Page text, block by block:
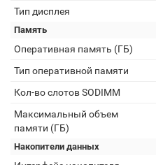
Тип дисплея
Память
Оперативная память (ГБ)
Тип оперативной памяти
Кол-во слотов SODIMM
Максимальный объем
памяти (ГБ)
Накопители данных